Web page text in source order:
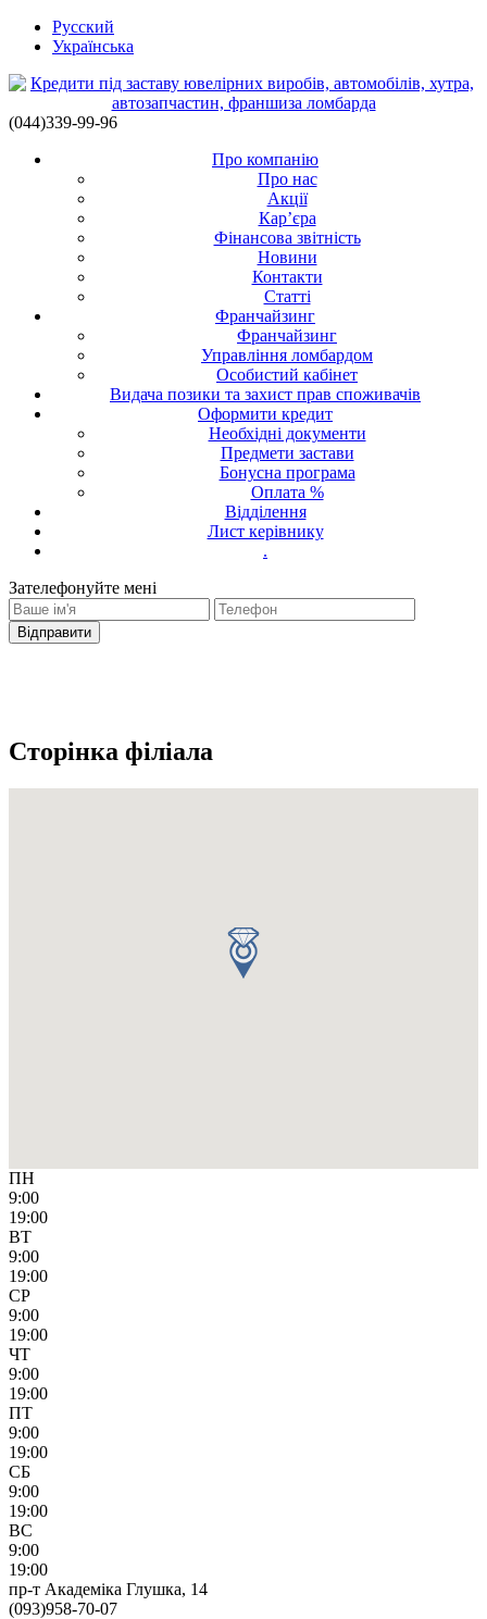
Русский
Українська
(044)339-99-96
Про компанію
Про нас
Акції
Кар’єра
Фінансова звітність
Новини
Контакти
Статті
Франчайзинг
Франчайзинг
Управління ломбардом
Особистий кабінет
Видача позики та захист прав споживачів
Оформити кредит
Необхідні документи
Предмети застави
Бонусна програма
Оплата %
Відділення
Лист керівнику
.
Зателефонуйте мені
Сторінка філіала
ПН
9:00
19:00
ВТ
9:00
19:00
СР
9:00
19:00
ЧТ
9:00
19:00
ПТ
9:00
19:00
СБ
9:00
19:00
ВС
9:00
19:00
пр-т Академіка Глушка, 14
(093)958-70-07